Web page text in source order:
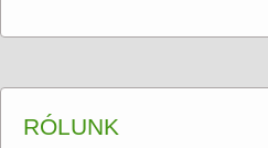
RÓLUNK